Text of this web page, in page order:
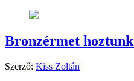
Bronzérmet
Szerző: Kiss Zoltán